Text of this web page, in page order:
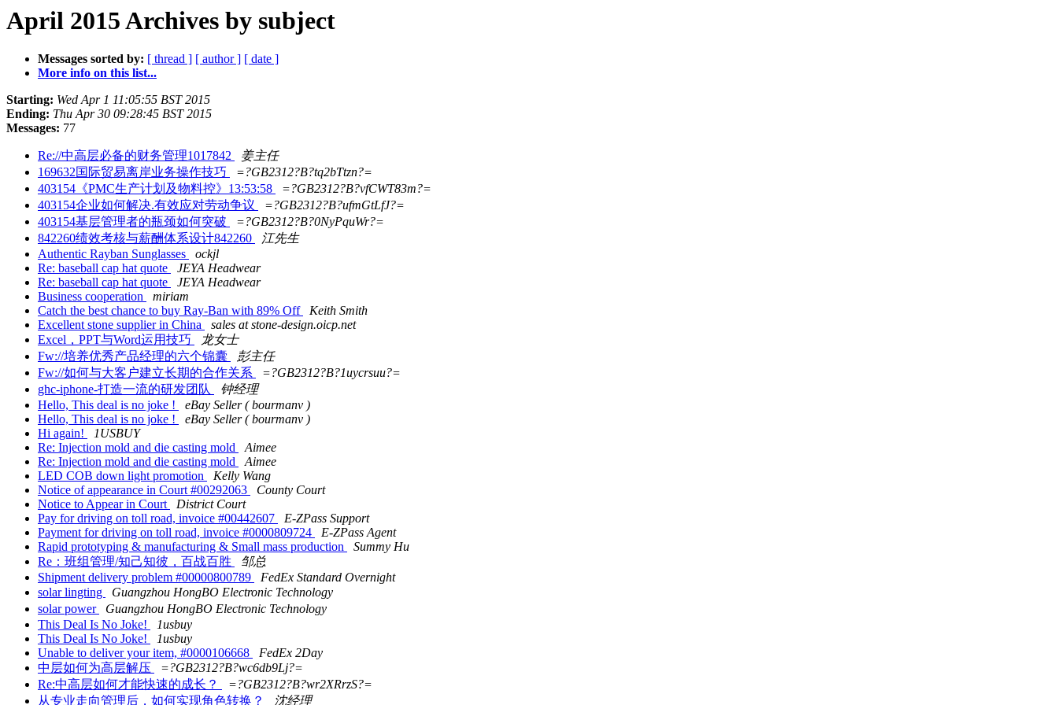
April 2015 Archives by subject
Messages sorted by: [ thread ] [ author ] [ date ]
More info on this list...
Starting: Wed Apr 1 11:05:55 BST 2015
Ending: Thu Apr 30 09:28:45 BST 2015
Messages: 77
Re://中高层必备的财务管理1017842
姜主任
169632国际贸易离岸业务操作技巧
=?GB2312?B?tq2bTtzn?=
403154《PMC生产计划及物料控》13:53:58
=?GB2312?B?vfCWT83m?=
403154企业如何解决.有效应对劳动争议
=?GB2312?B?ufmGtLfJ?=
403154基层管理者的瓶颈如何突破
=?GB2312?B?0NyPquWr?=
842260绩效考核与薪酬体系设计842260
江先生
Authentic Rayban Sunglasses
ockjl
Re: baseball cap hat quote
JEYA Headwear
Re: baseball cap hat quote
JEYA Headwear
Business cooperation
miriam
Catch the best chance to buy Ray-Ban with 89% Off
Keith Smith
Excellent stone supplier in China
sales at stone-design.oicp.net
Excel，PPT与Word运用技巧
龙女士
Fw://培养优秀产品经理的六个锦囊
彭主任
Fw://如何与大客户建立长期的合作关系
=?GB2312?B?1uycrsuu?=
ghc-iphone-打造一流的研发团队
钟经理
Hello, This deal is no joke !
eBay Seller ( bourmanv )
Hello, This deal is no joke !
eBay Seller ( bourmanv )
Hi again!
1USBUY
Re: Injection mold and die casting mold
Aimee
Re: Injection mold and die casting mold
Aimee
LED COB down light promotion
Kelly Wang
Notice of appearance in Court #00292063
County Court
Notice to Appear in Court
District Court
Pay for driving on toll road, invoice #00442607
E-ZPass Support
Payment for driving on toll road, invoice #0000809724
E-ZPass Agent
Rapid prototyping & manufacturing & Small mass production
Summy Hu
Re：班组管理/知己知彼，百战百胜
邹总
Shipment delivery problem #00000800789
FedEx Standard Overnight
solar lingting
Guangzhou HongBO Electronic Technology
solar power
Guangzhou HongBO Electronic Technology
This Deal Is No Joke!
1usbuy
This Deal Is No Joke!
1usbuy
Unable to deliver your item, #0000106668
FedEx 2Day
中层如何为高层解压
=?GB2312?B?wc6db9Lj?=
Re:中高层如何才能快速的成长？
=?GB2312?B?wr2XRrzS?=
从专业走向管理后，如何实现角色转换？
沈经理